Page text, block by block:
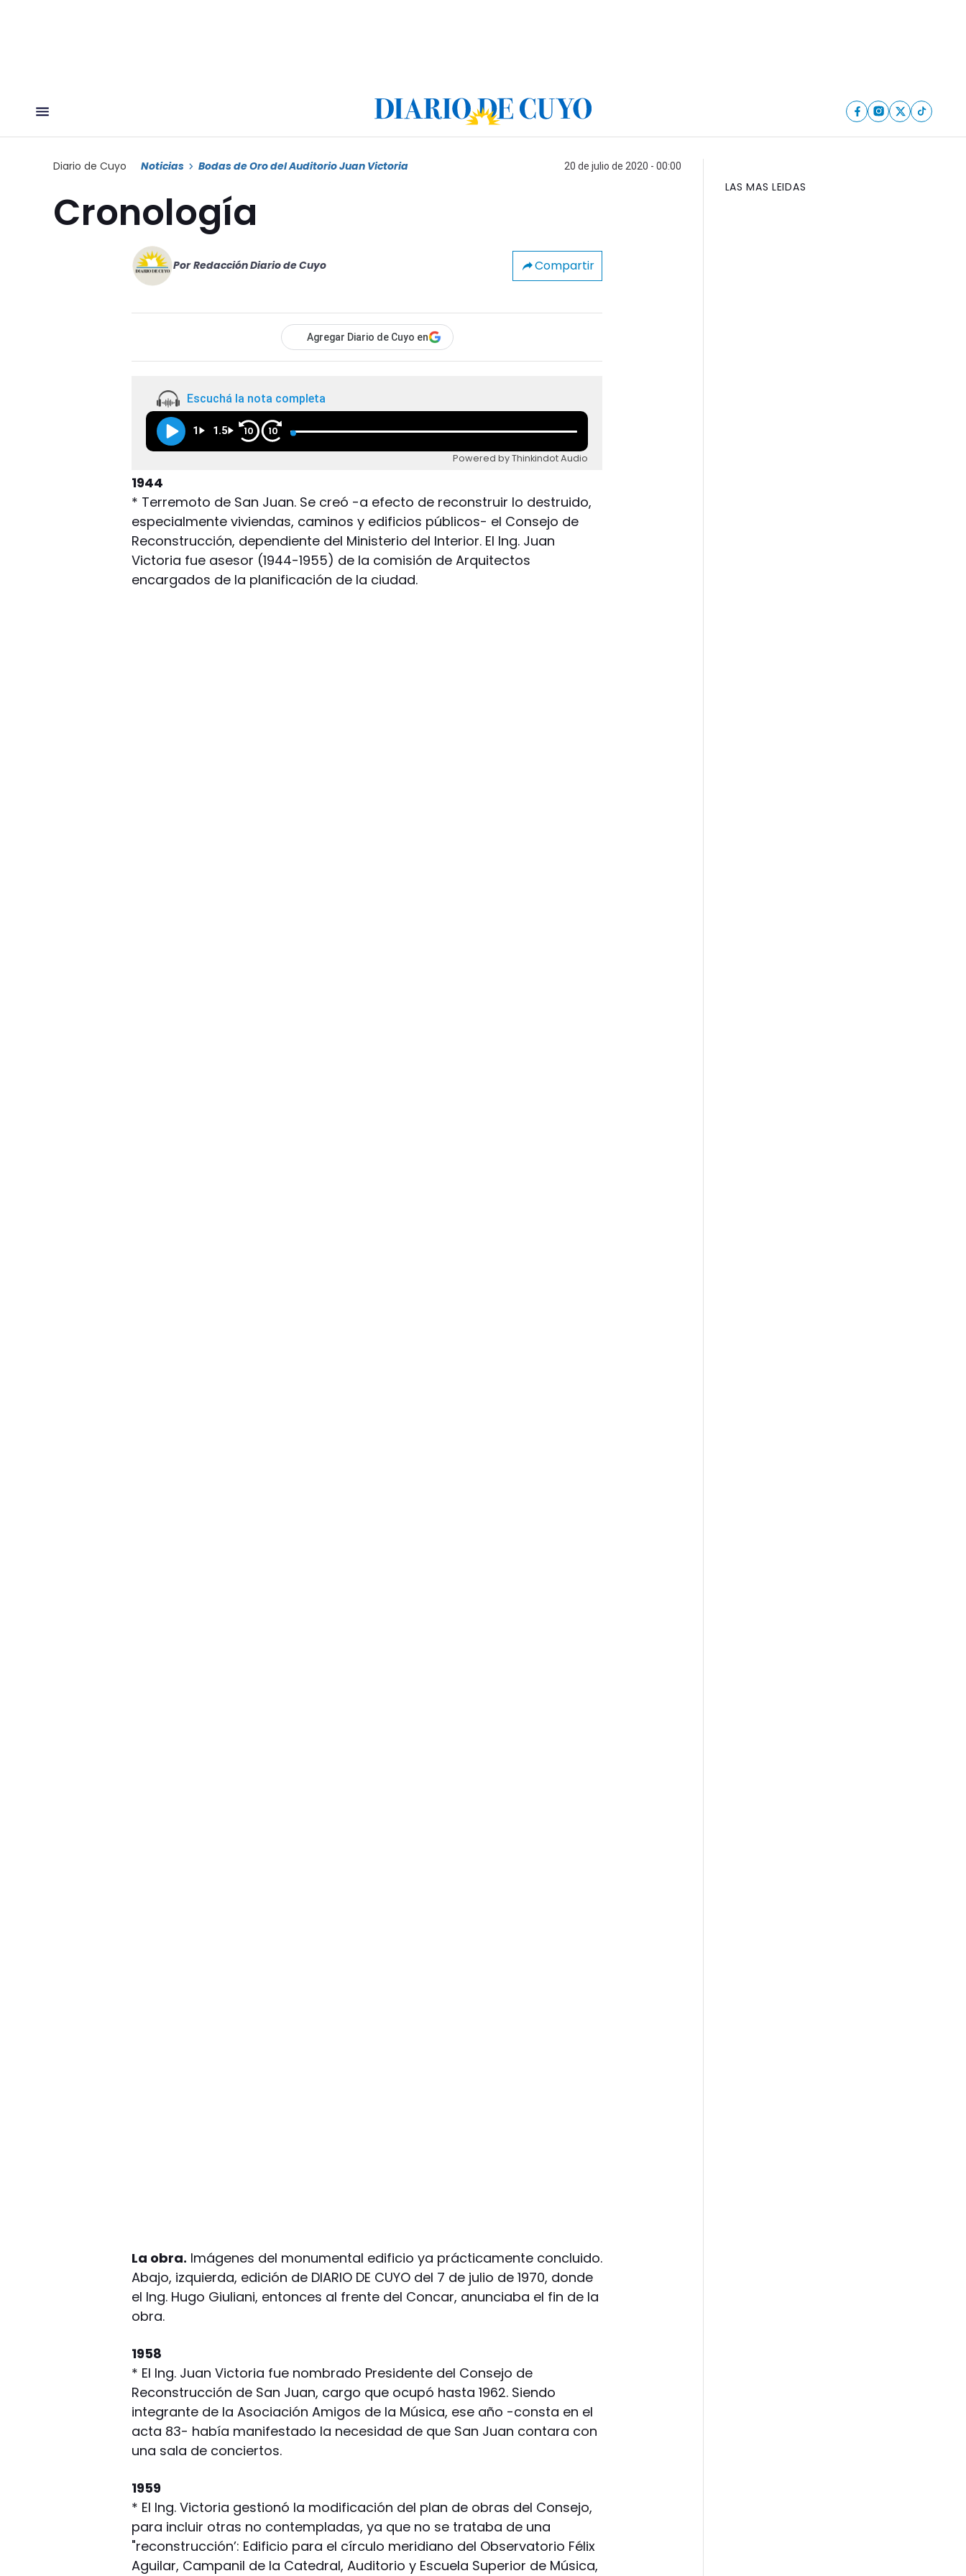
Diario de Cuyo Noticias Bodas de Oro del Auditorio Juan Victoria 20 de julio de 2020 - 00:00
Cronología
Por Redacción Diario de Cuyo Compartir
Agregar Diario de Cuyo en
Escuchá la nota completa
1 1.5 10 10
Powered by Thinkindot Audio
1944
* Terremoto de San Juan. Se creó -a efecto de reconstruir lo destruido,
especialmente viviendas, caminos y edificios públicos- el Consejo de
Reconstrucción, dependiente del Ministerio del Interior. El Ing. Juan
Victoria fue asesor (1944-1955) de la comisión de Arquitectos
encargados de la planificación de la ciudad.
La obra. Imágenes del monumental edificio ya prácticamente concluido.
Abajo, izquierda, edición de DIARIO DE CUYO del 7 de julio de 1970, donde
el Ing. Hugo Giuliani, entonces al frente del Concar, anunciaba el fin de la
obra.
1958
* El Ing. Juan Victoria fue nombrado Presidente del Consejo de
Reconstrucción de San Juan, cargo que ocupó hasta 1962. Siendo
integrante de la Asociación Amigos de la Música, ese año -consta en el
acta 83- había manifestado la necesidad de que San Juan contara con
una sala de conciertos.
1959
* El Ing. Victoria gestionó la modificación del plan de obras del Consejo,
para incluir otras no contempladas, ya que no se trataba de una
"reconstrucción’: Edificio para el círculo meridiano del Observatorio Félix
Aguilar, Campanil de la Catedral, Auditorio y Escuela Superior de Música,
LAS MAS LEIDAS